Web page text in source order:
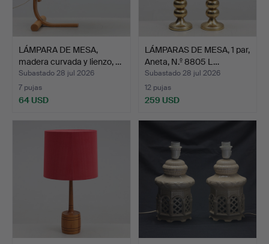
LÁMPARA DE MESA,
madera curvada y lienzo, …
Subastado 28 jul 2026
7 pujas
64 USD
LÁMPARAS DE MESA, 1 par,
Aneta, N.º 8805 L…
Subastado 28 jul 2026
12 pujas
259 USD